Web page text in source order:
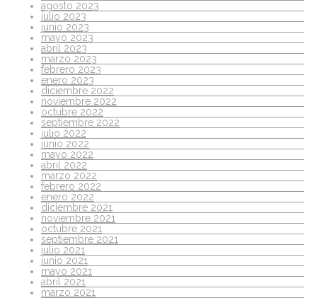
agosto 2023
julio 2023
junio 2023
mayo 2023
abril 2023
marzo 2023
febrero 2023
enero 2023
diciembre 2022
noviembre 2022
octubre 2022
septiembre 2022
julio 2022
junio 2022
mayo 2022
abril 2022
marzo 2022
febrero 2022
enero 2022
diciembre 2021
noviembre 2021
octubre 2021
septiembre 2021
julio 2021
junio 2021
mayo 2021
abril 2021
marzo 2021